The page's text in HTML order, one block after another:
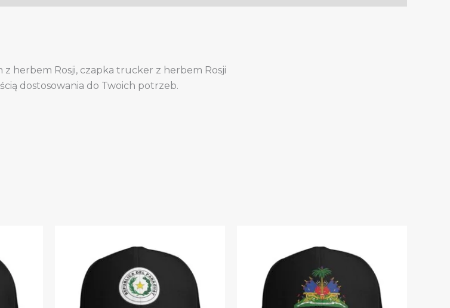
z herbem Rosji, czapka trucker z herbem Rosji
dostosowania do Twoich potrzeb.